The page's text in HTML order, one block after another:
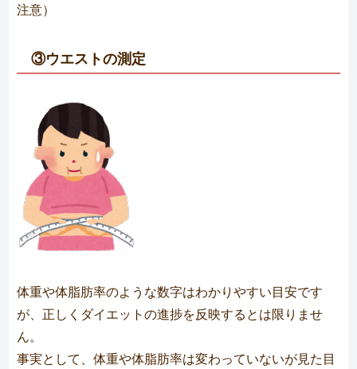
注意）
③ウエストの測定
体重や体脂肪率のような数字はわかりやすい目安です
が、正しくダイエットの進捗を反映するとは限りませ
ん。
事実として、体重や体脂肪率は変わっていないが見た目